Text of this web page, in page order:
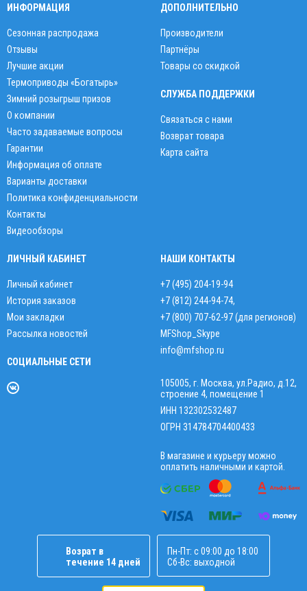
ИНФОРМАЦИЯ
Сезонная распродажа
Отзывы
Лучшие акции
Термоприводы «Богатырь»
Зимний розыгрыш призов
О компании
Часто задаваемые вопросы
Гарантии
Информация об оплате
Варианты доставки
Политика конфиденциальности
Контакты
Видеообзоры
ДОПОЛНИТЕЛЬНО
Производители
Партнёры
Товары со скидкой
СЛУЖБА ПОДДЕРЖКИ
Связаться с нами
Возврат товара
Карта сайта
ЛИЧНЫЙ КАБИНЕТ
Личный кабинет
История заказов
Мои закладки
Рассылка новостей
СОЦИАЛЬНЫЕ СЕТИ
НАШИ КОНТАКТЫ
+7 (495) 204-19-94
+7 (812) 244-94-74,
+7 (800) 707-62-97 (для регионов)
MFShop_Skype
info@mfshop.ru
105005, г. Москва, ул.Радио, д.12,
строение 4, помещение 1
ИНН 132302532487
ОГРН 314784704400433
В магазине и курьеру можно
оплатить наличными и картой.
Возрат в
течение 14 дней
Пн-Пт: с 09:00 до 18:00
Сб-Вс: выходной